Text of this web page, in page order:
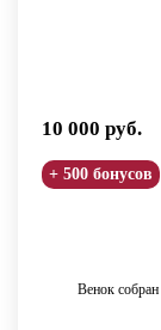
10 000 руб.
+ 500 бонусов
Венок собран